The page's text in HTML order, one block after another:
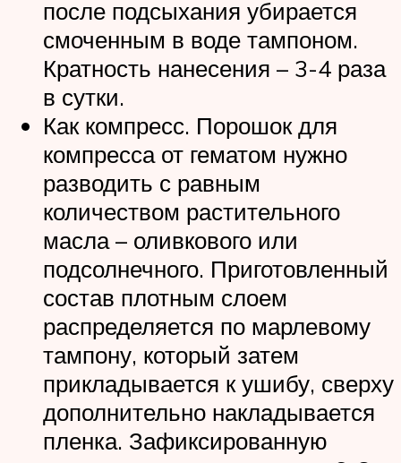
после подсыхания убирается
смоченным в воде тампоном.
Кратность нанесения – 3-4 раза
в сутки.
Как компресс. Порошок для
компресса от гематом нужно
разводить с равным
количеством растительного
масла – оливкового или
подсолнечного. Приготовленный
состав плотным слоем
распределяется по марлевому
тампону, который затем
прикладывается к ушибу, сверху
дополнительно накладывается
пленка. Зафиксированную